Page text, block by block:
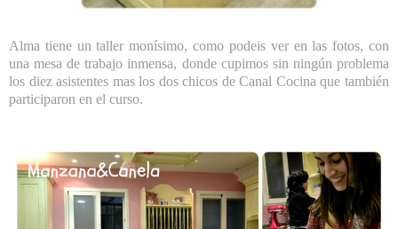
Alma tiene un taller monísimo, como podeis ver en las fotos, con
una mesa de trabajo inmensa, donde cupimos sin ningún problema
los diez asistentes mas los dos chicos de Canal Cocina que también
participaron en el curso.